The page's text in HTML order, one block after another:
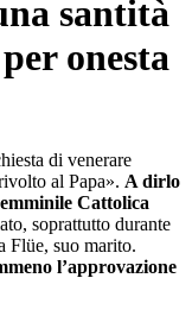
santità
onesta
di venerare
al Papa». A dirlo
Cattolica
soprattutto durante
Flüe, suo marito.
l’approvazione